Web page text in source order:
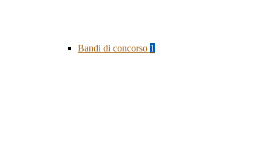
Bandi di concorso 1